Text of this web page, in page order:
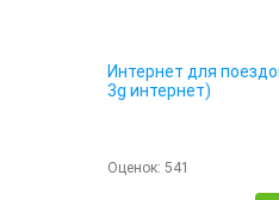
Интернет для
3g интернет)
Оценок:541